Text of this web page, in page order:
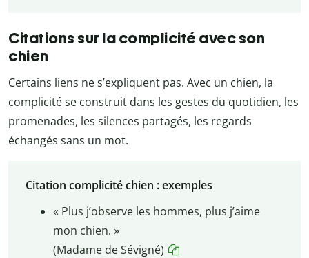
Citations sur la complicité avec son
chien
Certains liens ne s’expliquent pas. Avec un chien, la
complicité se construit dans les gestes du quotidien, les
promenades, les silences partagés, les regards
échangés sans un mot.
Citation complicité chien : exemples
« Plus j’observe les hommes, plus j’aime
mon chien. »
(Madame de Sévigné)